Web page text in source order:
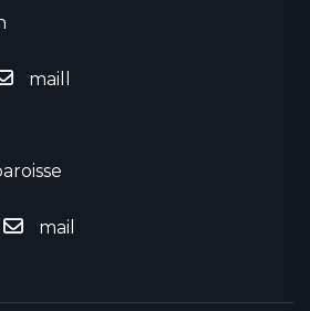
maill
mail